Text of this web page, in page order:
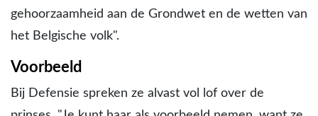
gehoorzaamheid aan de Grondwet en de wetten van
het Belgische volk".
Voorbeeld
Bij Defensie spreken ze alvast vol lof over de